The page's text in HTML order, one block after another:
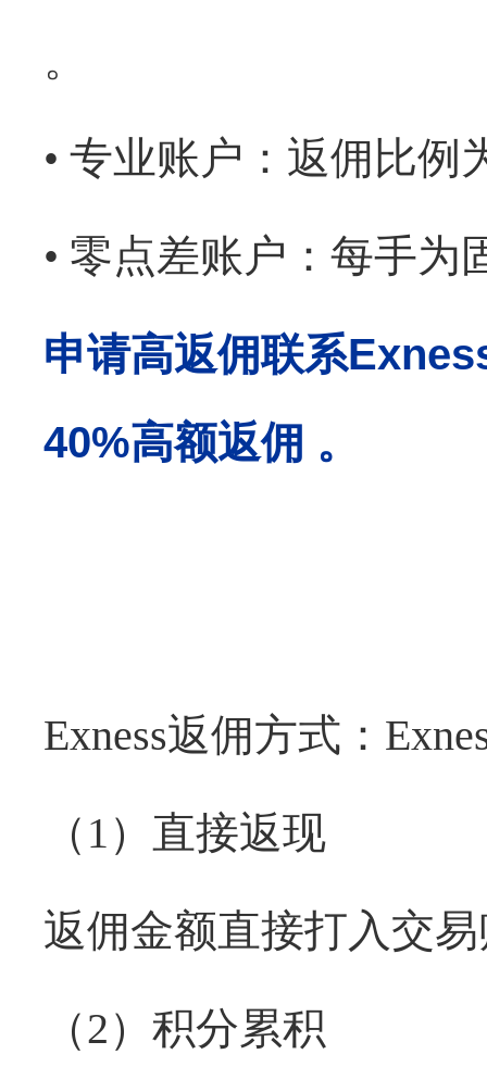
。
• 专业账户：返佣比例
• 零点差账户：每手为
申请高返佣联系
40%高额返佣 。
Exness返佣方式：
（ 1）直接返现
返佣金额直接打入交
（2）积分累积